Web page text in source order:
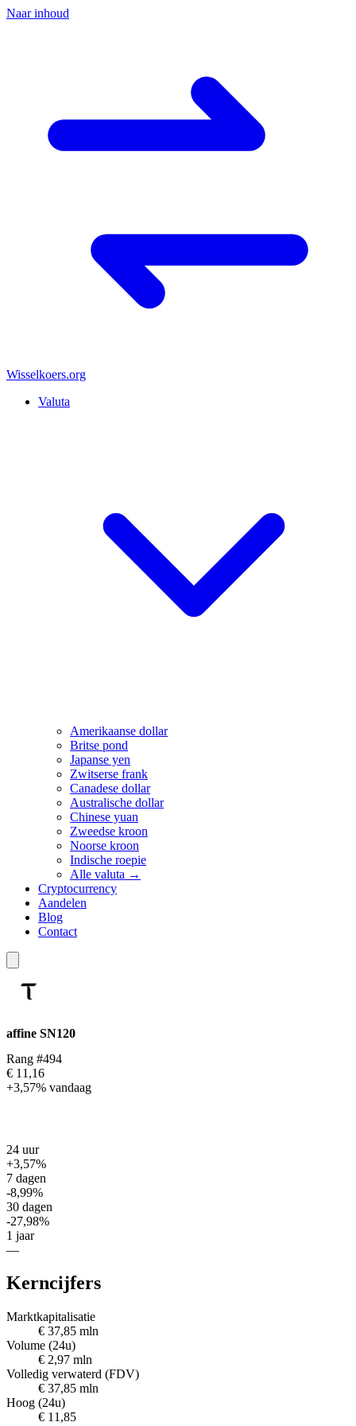
Naar inhoud
Wisselkoers.org
Valuta
Amerikaanse dollar
Britse pond
Japanse yen
Zwitserse frank
Canadese dollar
Australische dollar
Chinese yuan
Zweedse kroon
Noorse kroon
Indische roepie
Alle valuta →
Cryptocurrency
Aandelen
Blog
Contact
affine SN120
Rang #494
€ 11,16
+3,57% vandaag
24 uur
+3,57%
7 dagen
-8,99%
30 dagen
-27,98%
1 jaar
—
Kerncijfers
Marktkapitalisatie
€ 37,85 mln
Volume (24u)
€ 2,97 mln
Volledig verwaterd (FDV)
€ 37,85 mln
Hoog (24u)
€ 11,85